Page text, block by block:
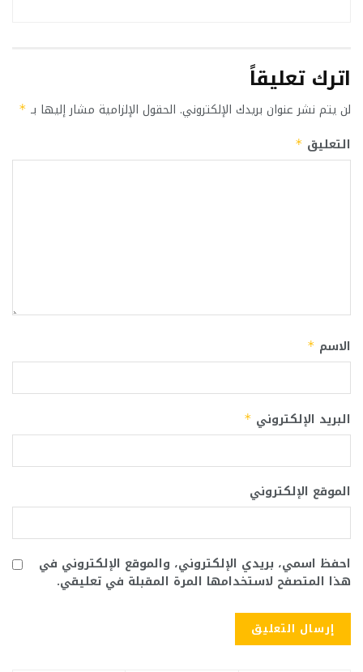
اترك تعليقاً
لن يتم نشر عنوان بريدك الإلكتروني. الحقول الإلزامية مشار إليها بـ *
التعليق *
الاسم *
البريد الإلكتروني *
الموقع الإلكتروني
احفظ اسمي، بريدي الإلكتروني، والموقع الإلكتروني في
هذا المتصفح لاستخدامها المرة المقبلة في تعليقي.